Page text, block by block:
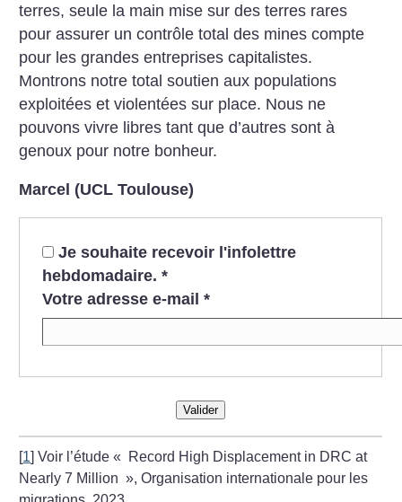
terres, seule la main mise sur des terres rares
pour assurer un contrôle total des mines compte
pour les grandes entreprises capitalistes.
Montrons notre total soutien aux populations
exploitées et violentées sur place. Nous ne
pouvons vivre libres tant que d’autres sont à
genoux pour notre bonheur.
Marcel (UCL Toulouse)
Je souhaite recevoir l'infolettre
hebdomadaire. *
Votre adresse e-mail *
Valider
[1]Voir l’étude «
Record High Displacement in DRC at
Nearly 7 Million », Organisation internationale pour les